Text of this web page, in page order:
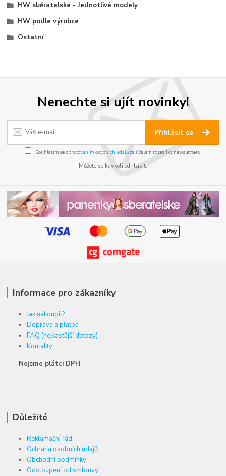
HW sběratelské - Jednotlivé modely
HW podle výrobce
Ostatní
Nenechte si ujít novinky!
Přihlásit se
Souhlasím se zpracováním osobních údajůza účelem rozesílky newsletteru.
Můžete se kdykoli odhlásit.
Informace pro zákazníky
Jak nakoupit?
Doprava a platba
FAQ (nejčastější dotazy)
Kontakty
Nejsme plátci DPH
Důležité
Reklamační řád
Ochrana osobních údajů
Obchodní podmínky
Odstoupení od smlouvy